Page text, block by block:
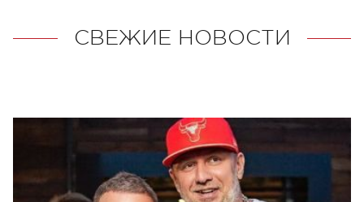
СВЕЖИЕ НОВОСТИ